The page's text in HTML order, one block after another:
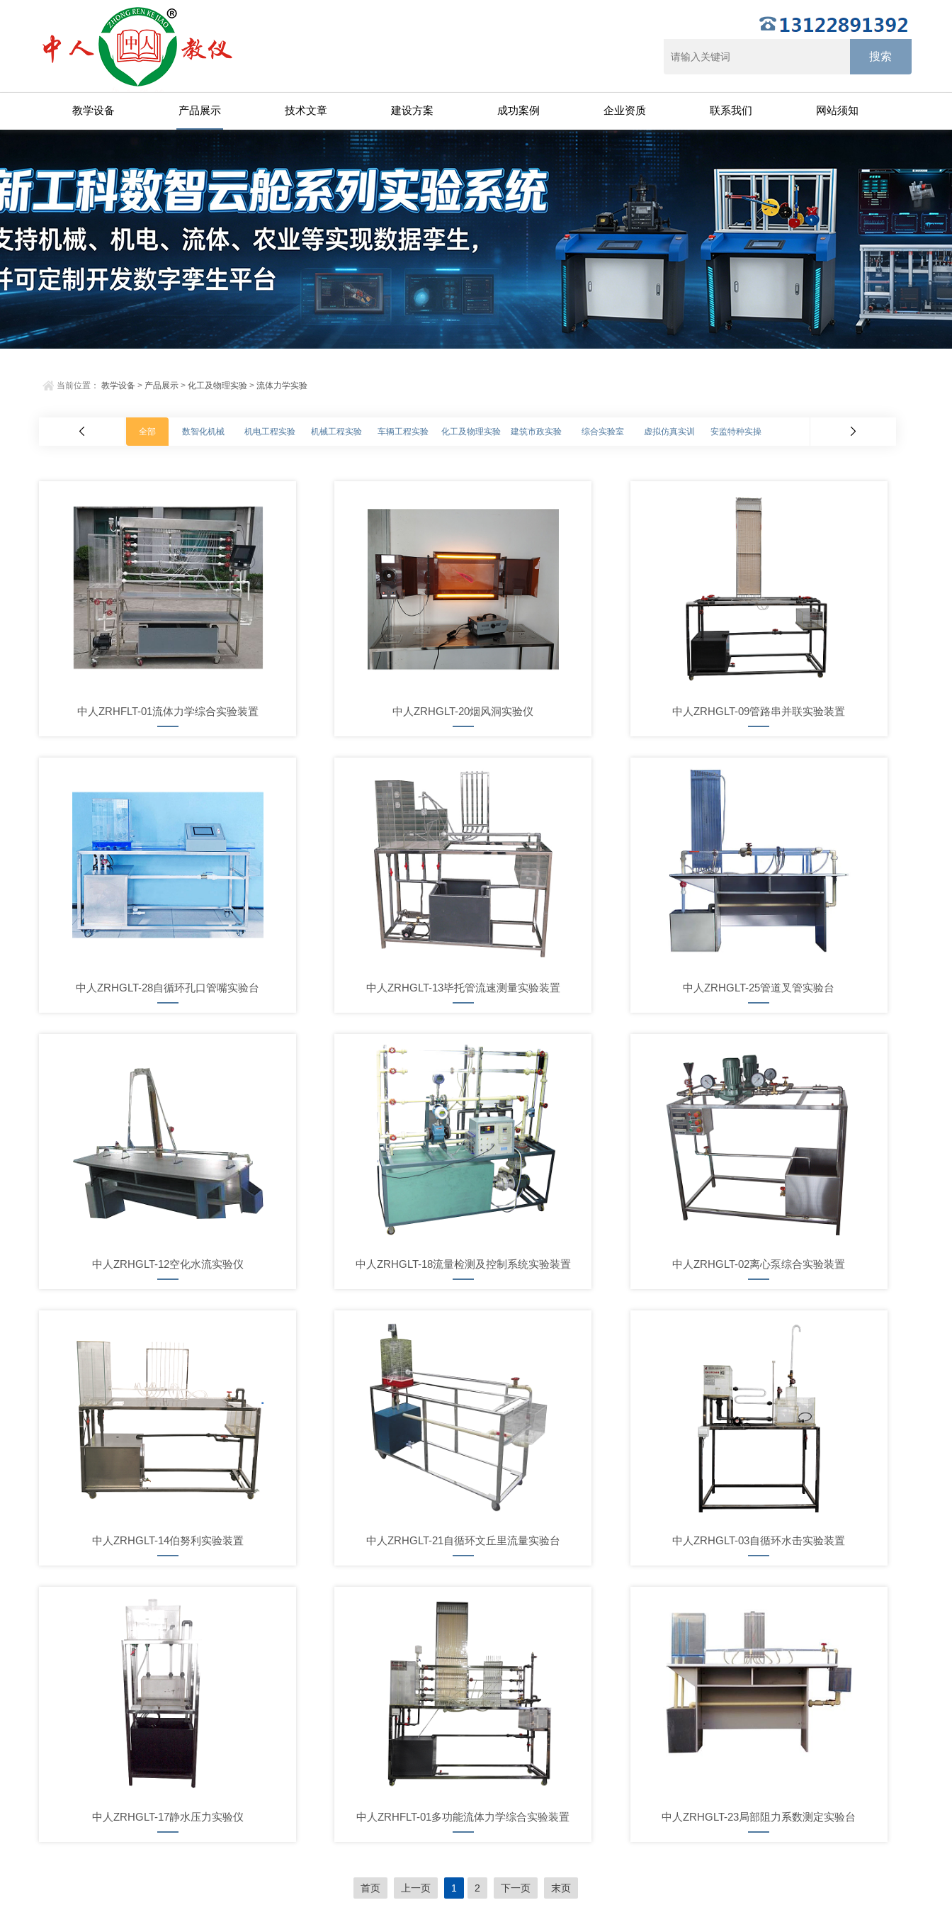
教学设备 产品展示 技术文章 建设方案 成功案例 企业资质 联系我们 网站须知
当前位置：教学设备 > 产品展示 >化工及物理实验 >流体力学实验
全部 数智化机械 机电工程实验 机械工程实验 车辆工程实验 化工及物理实验 建筑市政实验 综合实验室 虚拟仿真实训 安监特种实操
中人ZRHFLT-01流体力学综合实验装置 中人ZRHGLT-20烟风洞实验仪 中人ZRHGLT-09管路串并联实验装置
中人ZRHGLT-28自循环孔口管嘴实验台 中人ZRHGLT-13毕托管流速测量实验装置 中人ZRHGLT-25管道叉管实验台
中人ZRHGLT-12空化水流实验仪 中人ZRHGLT-18流量检测及控制系统实验装置 中人ZRHGLT-02离心泵综合实验装置
中人ZRHGLT-14伯努利实验装置 中人ZRHGLT-21自循环文丘里流量实验台 中人ZRHGLT-03自循环水击实验装置
中人ZRHGLT-17静水压力实验仪 中人ZRHFLT-01多功能流体力学综合实验装置 中人ZRHGLT-23局部阻力系数测定实验台
首页 上一页 1 2 下一页 末页